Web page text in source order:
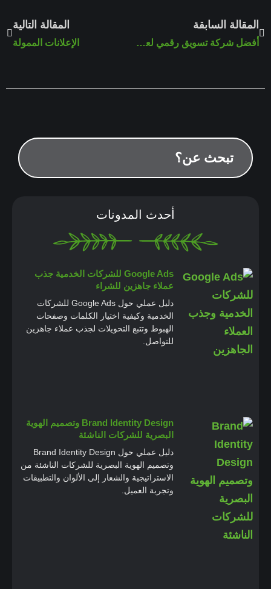
السابقة
أفضل شركة تسويق رقمي لعام 2026
المقالة التالية
الإعلانات الممولة
أحدث المدونات
Google Ads للشركات الخدمية جذب
عملاء جاهزين للشراء
دليل عملي حول Google Ads للشركات
الخدمية وكيفية اختيار الكلمات وصفحات
الهبوط وتتبع التحويلات لجذب عملاء جاهزين
للتواصل.
Brand Identity Design وتصميم الهوية
البصرية للشركات الناشئة
دليل عملي حول Brand Identity Design
وتصميم الهوية البصرية للشركات الناشئة من
الاستراتيجية والشعار إلى الألوان والتطبيقات
وتجربة العميل.